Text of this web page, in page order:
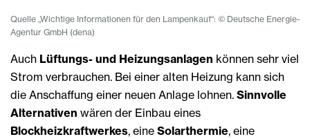
Quelle „Wichtige Informationen für den Lampenkauf“: © Deutsche Energie-
Agentur GmbH (dena)
Auch Lüftungs- und Heizungsanlagen können sehr viel
Strom verbrauchen. Bei einer alten Heizung kann sich
die Anschaffung einer neuen Anlage lohnen. Sinnvolle
Alternativen wären der Einbau eines
Blockheizkraftwerkes, eine Solarthermie, eine